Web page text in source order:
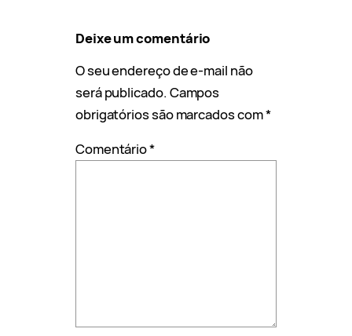
Deixe um comentário
O seu endereço de e-mail não
será publicado. Campos
obrigatórios são marcados com*
Comentário*